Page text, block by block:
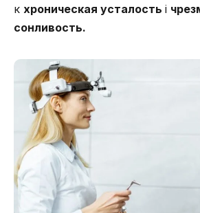
к хроническая усталость i
сонливость.